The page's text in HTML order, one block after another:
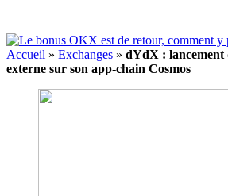
Accueil » Exchanges » dYdX : lancement
externe sur son app-chain Cosmos